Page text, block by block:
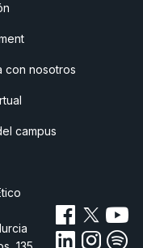
con nosotros
campus